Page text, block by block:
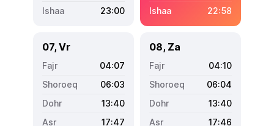
23:00
22:58
07, Vr
04:07
06:03
13:40
17:47
08, Za
04:10
06:04
13:40
17:46